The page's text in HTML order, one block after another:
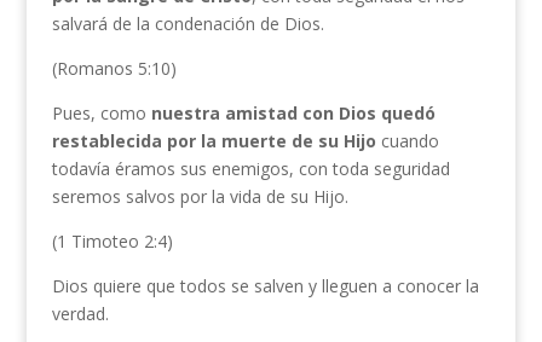
salvará de la condenación de Dios.
(Romanos 5:10)
Pues, como nuestra amistad con Dios quedó
restablecida por la muerte de su Hijo cuando
todavía éramos sus enemigos, con toda seguridad
seremos salvos por la vida de su Hijo.
(1 Timoteo 2:4)
Dios quiere que todos se salven y lleguen a conocer la
verdad.